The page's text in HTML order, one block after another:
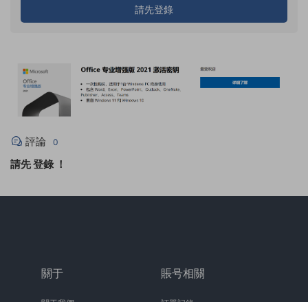
請先登錄
評論 0
請先登錄 ！
關于 賬号相關